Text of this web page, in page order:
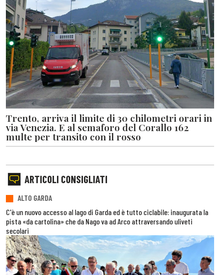
Trento, arriva il limite di 30 chilometri orari in
via Venezia. E al semaforo del Corallo 162
multe per transito con il rosso
ARTICOLI CONSIGLIATI
ALTO GARDA
C'è un nuovo accesso al lago di Garda ed è tutto ciclabile: inaugurata la
pista «da cartolina» che da Nago va ad Arco attraversando uliveti
secolari